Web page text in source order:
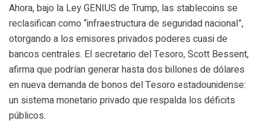
Ahora, bajo la Ley GENIUS de Trump, las stablecoins se
reclasifican como “infraestructura de seguridad nacional”,
otorgando a los emisores privados poderes cuasi de
bancos centrales. El secretario del Tesoro, Scott Bessent,
afirma que podrían generar hasta dos billones de dólares
en nueva demanda de bonos del Tesoro estadounidense:
un sistema monetario privado que respalda los déficits
públicos.